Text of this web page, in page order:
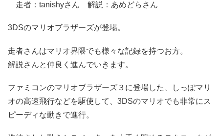
走者：tanishyさん 解説：あめどらさん
3DSのマリオブラザーズが登場。
走者さんはマリオ界隈でも様々な記録を持つお方。
解説さんと仲良く進んでいきます。
ファミコンのマリオブラザーズ３に登場した、しっぽマリ
オの高速飛行などを駆使して、3DSのマリオでも非常にス
ピーディな動きで進行。